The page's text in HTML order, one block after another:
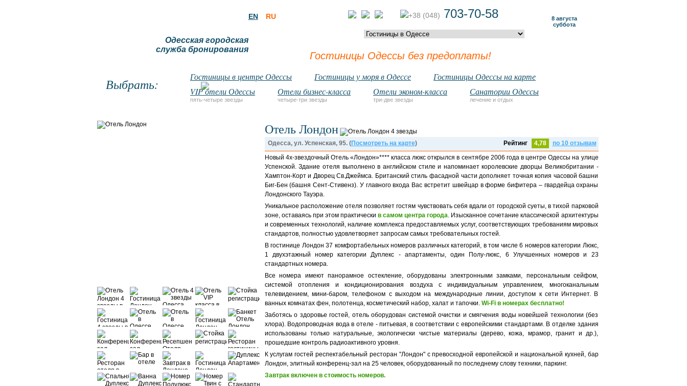
Одесская городская
служба бронирования
EN RU +38 (048) 703-70-58
Гостиницы Одессы без предоплаты!
8 августа
суббота
Выбрать: Гостиницы в центре Одессы Гостиницы у моря в Одессе
Гостиницы Одессы на карте
VIP отели Одессы
пять-четыре звезды
Отели бизнес-класса
четыре-три звезды
Отели эконом-класса
три-две звезды
Санатории Одессы
лечение и отдых
Отель Лондон
Одесса, ул. Успенская, 95. (Посмотреть на карте) Рейтинг 4,78
по 10 отзывам
Новый 4х-звездочный Отель «Лондон»**** класса люкс открылся в сентябре 2006 года в центре Одессы на улице
Успенской. Здание отеля выполнено в английском стиле и напоминает королевские дворцы Великобритании -
Хамптон-Корт и Дворец Св.Джеймса. Британский стиль фасадной части дополняет точная копия часовой башни
Биг-Бен (башня Сент-Стивенз). У главного входа Вас встретит швейцар в форме бифитера – гвардейца охраны
Лондонского Тауэра.
Уникальное расположение отеля позволяет гостям чувствовать себя вдали от городской суеты, в тихой парковой
зоне, оставаясь при этом практически в самом центра города. Изысканное сочетание классической архитектуры
и современных технологий, наличие комплекса предоставляемых услуг, соответствующих требованиям мировых
стандартов, полностью удовлетворяет запросам самых требовательных гостей.
В гостинице Лондон 37 комфортабельных номеров различных категорий, в том числе 6 номеров категории Люкс,
1 двухэтажный номер категории Дуплекс - апартаменты, один Полу-люкс, 6 Улучшенных номеров и 23
стандартных номера.
Все номера имеют панорамное остекление, оборудованы электронными замками, персональным сейфом,
системой отопления и кондиционирования воздуха с индивидуальным управлением, многоканальным
телевидением, мини-баром, телефоном с выходом на международные линии, доступом к сети Интернет. В
ванных комнатах фен, полотенца, косметический набор, халат и тапочки. Wi-Fi в номерах бесплатно!
Заботясь о здоровье гостей, отель оборудован системой очистки и смягчения воды новейшей технологии (без
хлора). Водопроводная вода в отеле - питьевая, в соответствии с европейскими стандартами. В отделке здания
использованы только натуральные, экологически чистые материалы (дерево, кожа, мрамор, гранит и др.),
прошедшие контроль радиоактивного уровня.
К услугам гостей респектабельный ресторан "Лондон" с превосходной европейской и национальной кухней, бар
Лондон, элитный конференц-зал на 25 человек, оборудованный по последнему слову техники, паркинг.
Завтрак включен в стоимость номеров.